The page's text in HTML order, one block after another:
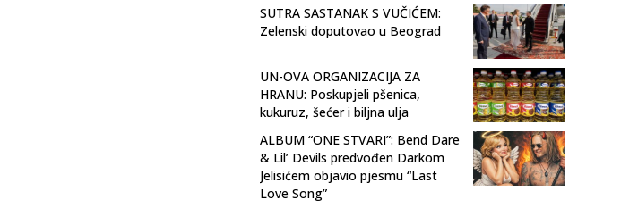
SUTRA SASTANAK S VUČIĆEM:
Zelenski doputovao u Beograd
UN-OVA ORGANIZACIJA ZA
HRANU: Poskupjeli pšenica,
kukuruz, šećer i biljna ulja
ALBUM “ONE STVARI”: Bend Dare
& Lil’ Devils predvođen Darkom
Jelisićem objavio pjesmu “Last
Love Song”